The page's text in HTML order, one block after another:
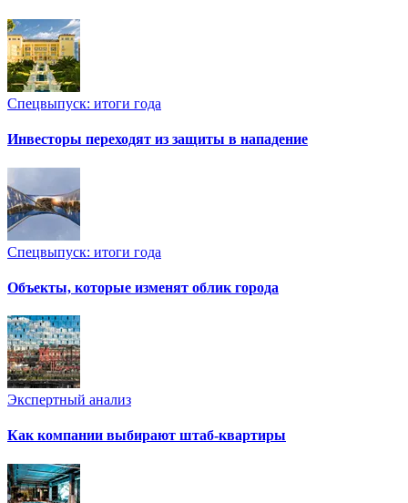
Спецвыпуск: итоги года
Инвесторы переходят из защиты в нападение
Спецвыпуск: итоги года
Объекты, которые изменят облик города
Экспертный анализ
Как компании выбирают штаб-квартиры